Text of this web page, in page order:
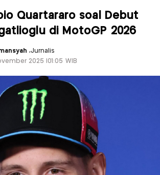
Quartararo soal Debut
di MotoGP 2026
,Jurnalis
2025 |01:05 WIB